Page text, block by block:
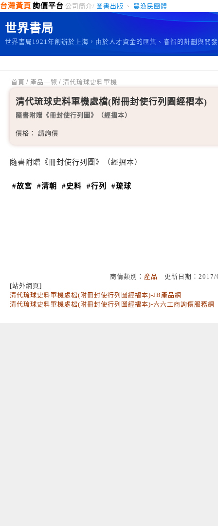
台灣黃頁 詢價平台 公司簡介/ 圖書出版 、 農漁民團體
世界書局
世界書局1921年創辦於上海，由於人才資金的匯集、睿智的計劃與開
首頁 / 產品一覽 / 清代琉球史料軍機
清代琉球史料軍機處檔(附冊封使行列圖經褶本)
隨書附贈《冊封使行列圖》（經摺本）
價格： 請詢價
隨書附贈《冊封使行列圖》（經摺本）
#故宮 #清朝 #史料 #行列 #琉球
商情類別： 產品
更新日期：
[站外網頁]
清代琉球史料軍機處檔(附冊封使行列圖經褶本)-JB產品網
清代琉球史料軍機處檔(附冊封使行列圖經褶本)-六六工商詢價服務網